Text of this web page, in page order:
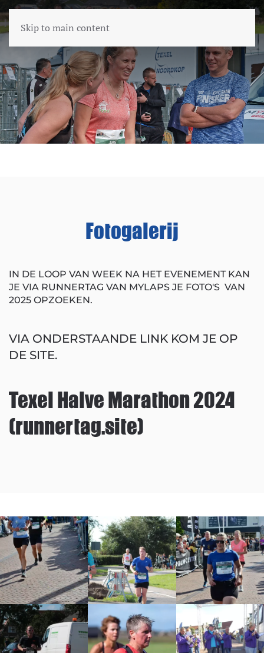
Skip to main content
Fotogalerij
IN DE LOOP VAN WEEK NA HET EVENEMENT KAN
JE VIA RUNNERTAG VAN MYLAPS JE FOTO'S VAN
2025 OPZOEKEN.
VIA ONDERSTAANDE LINK KOM JE OP
DE SITE.
Texel Halve Marathon 2024
(runnertag.site)